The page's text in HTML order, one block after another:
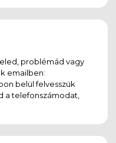
problémád vagy
emailben:
belül felvesszük
a telefonszámodat,